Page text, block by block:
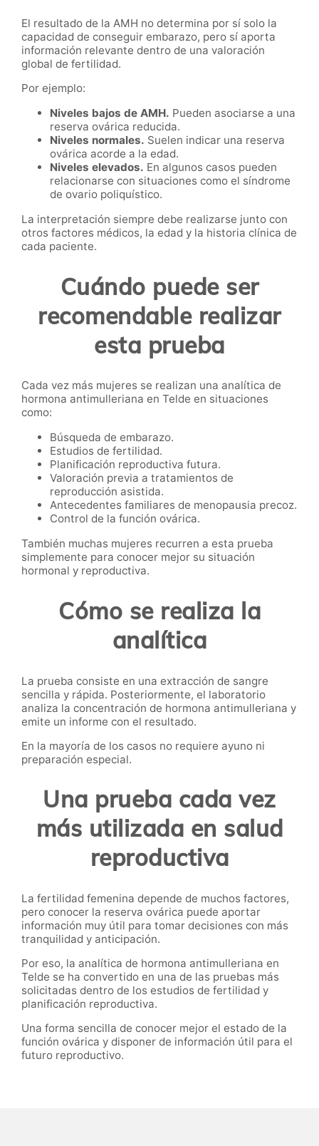
El resultado de la AMH no determina por sí solo la
capacidad de conseguir embarazo, pero sí aporta
información relevante dentro de una valoración
global de fertilidad.
Por ejemplo:
Niveles bajos de AMH. Pueden asociarse a una
reserva ovárica reducida.
Niveles normales. Suelen indicar una reserva
ovárica acorde a la edad.
Niveles elevados. En algunos casos pueden
relacionarse con situaciones como el síndrome
de ovario poliquístico.
La interpretación siempre debe realizarse junto con
otros factores médicos, la edad y la historia clínica de
cada paciente.
Cuándo puede ser
recomendable realizar
esta prueba
Cada vez más mujeres se realizan una analítica de
hormona antimulleriana en Telde en situaciones
como:
Búsqueda de embarazo.
Estudios de fertilidad.
Planificación reproductiva futura.
Valoración previa a tratamientos de
reproducción asistida.
Antecedentes familiares de menopausia precoz.
Control de la función ovárica.
También muchas mujeres recurren a esta prueba
simplemente para conocer mejor su situación
hormonal y reproductiva.
Cómo se realiza la
analítica
La prueba consiste en una extracción de sangre
sencilla y rápida. Posteriormente, el laboratorio
analiza la concentración de hormona antimulleriana y
emite un informe con el resultado.
En la mayoría de los casos no requiere ayuno ni
preparación especial.
Una prueba cada vez
más utilizada en salud
reproductiva
La fertilidad femenina depende de muchos factores,
pero conocer la reserva ovárica puede aportar
información muy útil para tomar decisiones con más
tranquilidad y anticipación.
Por eso, la analítica de hormona antimulleriana en
Telde se ha convertido en una de las pruebas más
solicitadas dentro de los estudios de fertilidad y
planificación reproductiva.
Una forma sencilla de conocer mejor el estado de la
función ovárica y disponer de información útil para el
futuro reproductivo.